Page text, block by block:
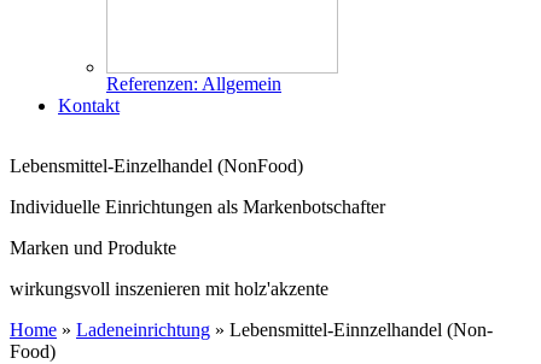
Referenzen: Allgemein
Kontakt
Lebensmittel-Einzelhandel (NonFood)
Individuelle Einrichtungen als Markenbotschafter
Marken und Produkte
wirkungsvoll inszenieren mit holz'akzente
Home » Ladeneinrichtung » Lebensmittel-Einnzelhandel (Non-
Food)